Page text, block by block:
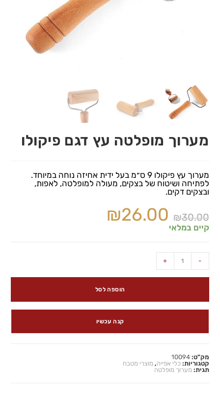
מערוך מופלטה עץ דגם פיקולו
מערוך עץ פיקולו 9 ס״מ בעל ידית אחיזה נוחה במיוחד.
לפתיחה ושיטוח של בצקים, מעולה למופלטה, לאפות,
ובצקים דקים.
₪30.00
₪26.00
קיים במלאי
-
+
הוספה לסל
קנה עכשיו
מק"ט:10094
קטגוריות:כלי אפייה, מוצרי מטבח
תגית: מערוך מופלטה